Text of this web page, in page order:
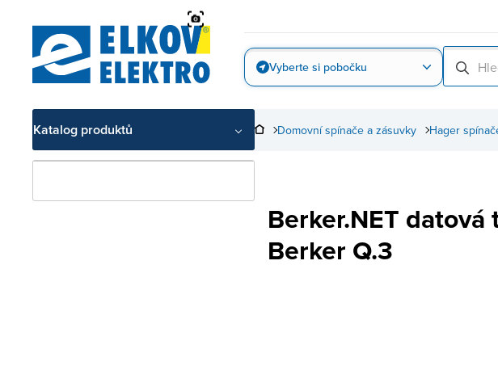
Vyberte si pobočku
Katalog produktů Hager
Domovní spínače a zásuvky
Berker.NET datová
Berker Q.3